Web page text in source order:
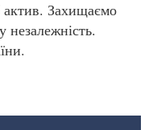
актив. Захищаємо